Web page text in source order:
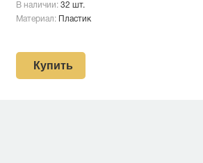
В наличии: 32 шт.
Материал:
Пластик
Купить